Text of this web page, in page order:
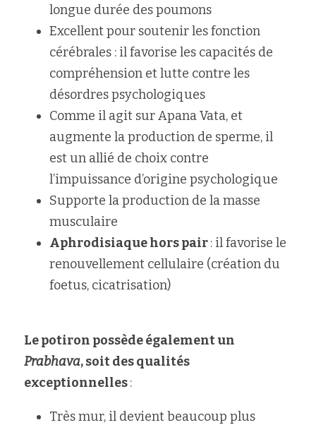
longue durée des poumons
Excellent pour soutenir les fonction
cérébrales : il favorise les capacités de
compréhension et lutte contre les
désordres psychologiques
Comme il agit sur Apana Vata, et
augmente la production de sperme, il
est un allié de choix contre
l’impuissance d’origine psychologique
Supporte la production de la masse
musculaire
Aphrodisiaque hors pair : il favorise le
renouvellement cellulaire (création du
foetus, cicatrisation)
Prabhava, soit des qualités
exceptionnelles :
Très mur, il devient beaucoup plus